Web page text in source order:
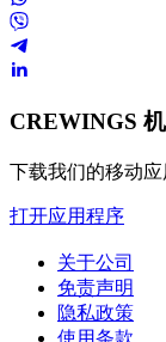
CREWINGS
下载我们的移动应
打开应用程序
关于公司
免责声明
隐私政策